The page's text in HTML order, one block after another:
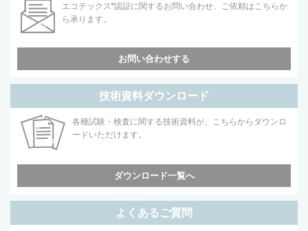
エコテックス®認証に関するお問い合わせ、ご依頼はこちらか
ら承ります。
お問い合わせする
技術資料ダウンロード
各種試験・検査に関する技術資料が、こちらからダウンロ
ードいただけます。
ダウンロード一覧へ
よくあるご質問